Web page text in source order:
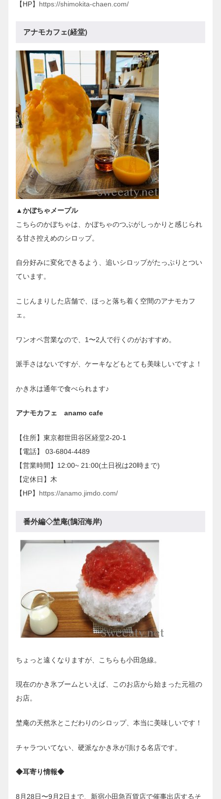
【HP】 https://shimokita-chaen.com/
アナモカフェ(経堂)
▲かぼちゃメープル
こちらのかぼちゃは、かぼちゃのつぶがしっかりと感じられ
る甘さ控えめのシロップ。
自分好みに変化できるよう、追いシロップがたっぷりとつい
ています。
こじんまりした店舗で、ほっと落ち着く空間のアナモカフ
ェ。
ワンオペ営業なので、1〜2人で行くのがおすすめ。
派手さはないですが、ケーキなどもとても美味しいですよ！
かき氷は通年で食べられます♪
アナモカフェ anamo cafe
【住所】東京都世田谷区経堂2-20-1
【電話】 03-6804-4489
【営業時間】12:00~ 21:00(土日祝は20時まで)
【定休日】木
【HP】 https://anamo.jimdo.com/
番外編◇埜庵(鵠沼海岸)
ちょっと遠くなりますが、こちらも小田急線。
現在のかき氷ブームといえば、このお店から始まった元祖の
お店。
埜庵の天然氷とこだわりのシロップ、本当に美味しいです！
チャラついてない、硬派なかき氷が頂ける名店です。
◆耳寄り情報◆
8月28日〜9月2日まで、新宿小田急百貨店で催事出店するそ